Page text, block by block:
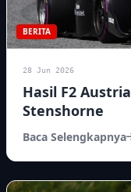
BERITA
28 Jun 2026
Hasil F2
Stenshorne
Baca Selengkapnya